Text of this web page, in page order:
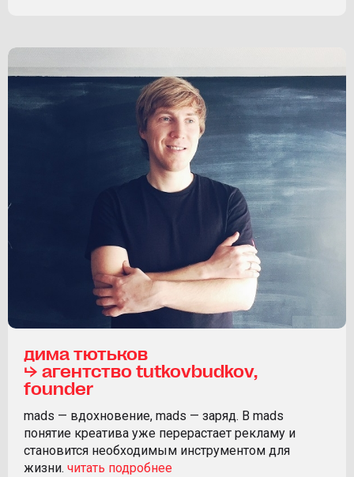
дима тютьков
⮡ агентство tutkovbudkov,
founder
mads — вдохновение, mads — заряд. В mads
понятие креатива уже перерастает рекламу и
становится необходимым инструментом для
жизни.